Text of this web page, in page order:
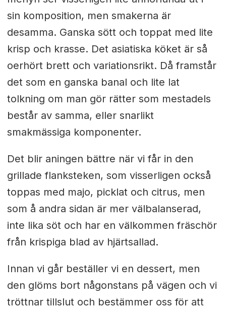
sin komposition, men smakerna är
desamma. Ganska sött och toppat med lite
krisp och krasse. Det asiatiska köket är så
oerhört brett och variationsrikt. Då framstår
det som en ganska banal och lite lat
tolkning om man gör rätter som mestadels
består av samma, eller snarlikt
smakmässiga komponenter.
Det blir aningen bättre när vi får in den
grillade flanksteken, som visserligen också
toppas med majo, picklat och citrus, men
som å andra sidan är mer välbalanserad,
inte lika söt och har en välkommen fräschör
från krispiga blad av hjärtsallad.
Innan vi går beställer vi en dessert, men
den glöms bort någonstans på vägen och vi
tröttnar tillslut och bestämmer oss för att